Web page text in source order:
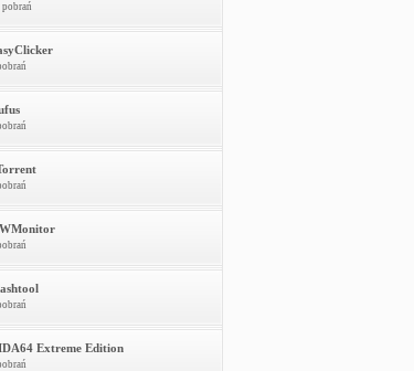
pobrań
Extreme Edition